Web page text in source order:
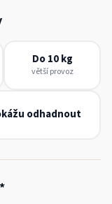
Do 10 kg
větší provoz
odhadnout